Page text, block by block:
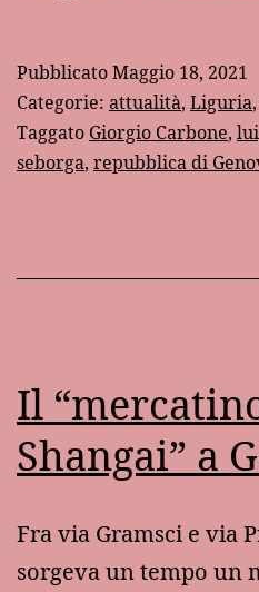
PubblicatoMaggio 18, 2021
Categorie: attualità, Liguria,
Taggato Giorgio Carbone,
seborga, repubblica di
Il
Shangai” a
Fra via Gramsci e via
sorgeva un tempo un